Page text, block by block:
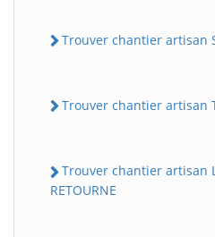
Trouver chantier artisan
Trouver chantier artisan
Trouver chantier artisan
RETOURNE